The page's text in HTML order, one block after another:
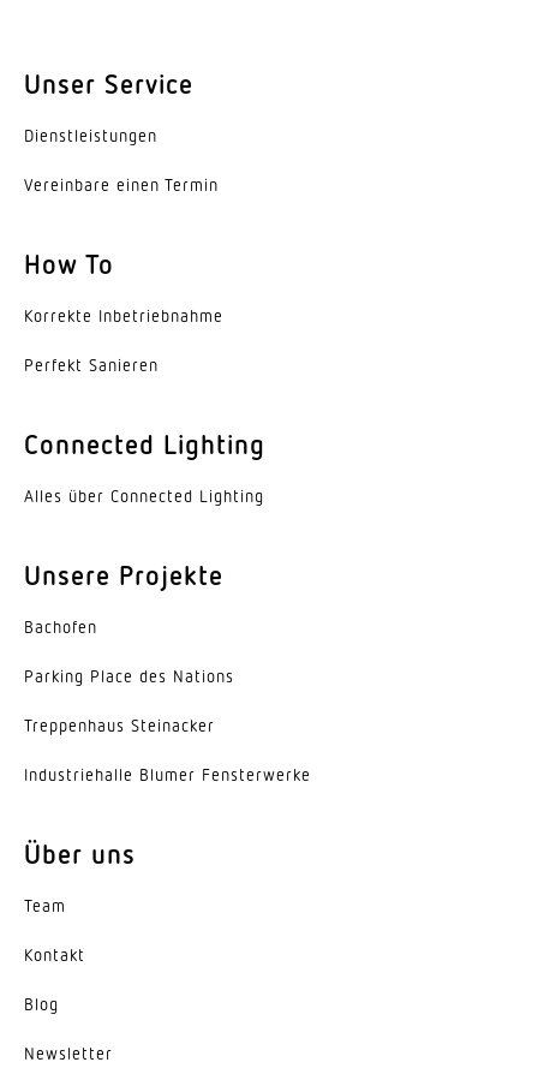
5 s – 15 Min.
Schlagfestigkeit
IK07
IP44
Schutzklasse
-20 – 40 °C
Werkstoff des Gehäuses
Werkstoff der Abdeckung
5 Jahre
Unser Service
Dienst­leis­tungen
Vereinbare einen Termin
How To
Korrekte Inbe­trieb­nahme
Perfekt Sanieren
Connected Lighting
Alles über Connected Lighting
Unsere Projekte
Bachofen
Parking Place des Nations
Trep­penhaus Steinacker
Indus­trie­halle Blumer Fensterwerke
Über uns
Team
Kontakt
Blog
News­letter